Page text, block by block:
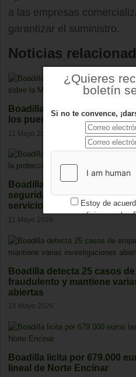
a las empresas
garantizar el suministro.
Noticias
Boadilla mejora la
los puentes sobre la M-50
11 Mayo 2026
Boadilla obtiene la
seguridad para reforzar la
servicios digitales
11 Mayo 2026
Boadilla detecta 25 casos
fraudulento y mantiene
abiertas
14 Mayo 2026
Boadilla licita por 679.000
lineal de Norte Encinar
¿Quieres
boletín
Si no te convence,
Estoy de
condicionesy los